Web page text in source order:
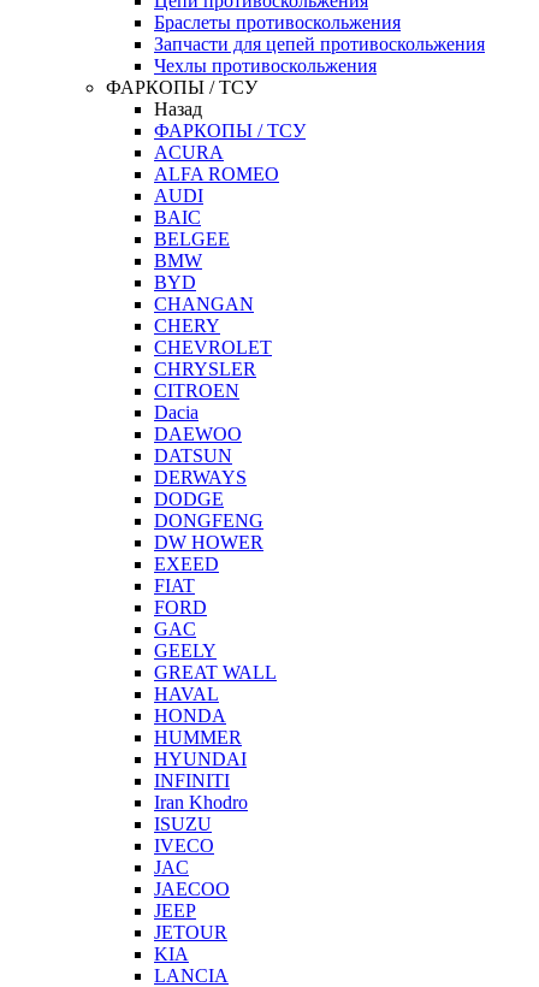
Браслеты противоскольжения
Запчасти для цепей противоскольжения
Чехлы противоскольжения
ФАРКОПЫ / ТСУ
Назад
ФАРКОПЫ / ТСУ
ACURA
ALFA ROMEO
AUDI
BAIC
BELGEE
BMW
BYD
CHANGAN
CHERY
CHEVROLET
CHRYSLER
CITROEN
Dacia
DAEWOO
DATSUN
DERWAYS
DODGE
DONGFENG
DW HOWER
EXEED
FIAT
FORD
GAC
GEELY
GREAT WALL
HAVAL
HONDA
HUMMER
HYUNDAI
INFINITI
Iran Khodro
ISUZU
IVECO
JAC
JAECOO
JEEP
JETOUR
KIA
LANCIA